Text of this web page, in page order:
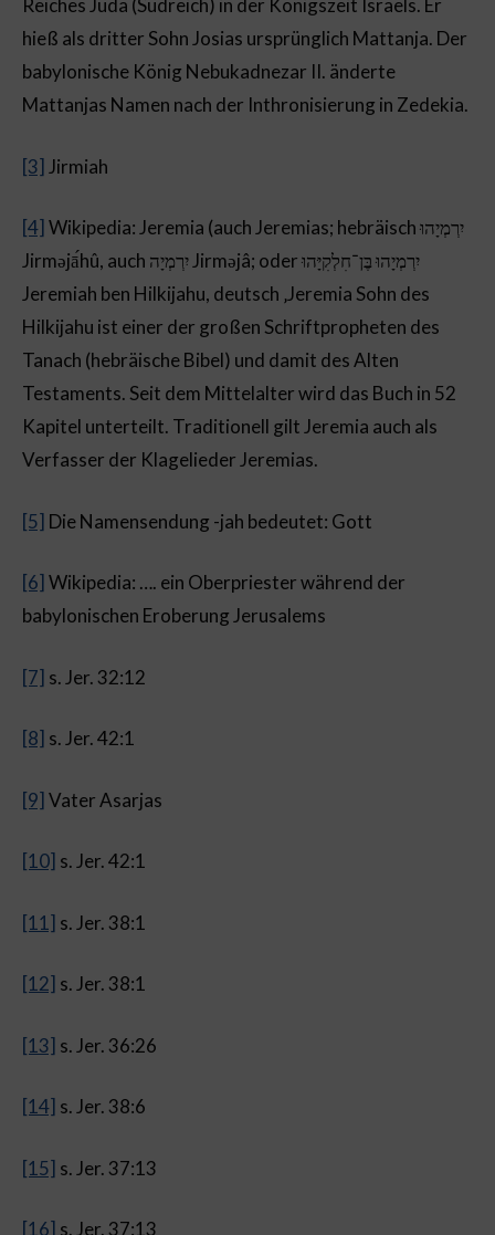
Reiches Juda (Südreich) in der Königszeit Israels. Er
hieß als dritter Sohn Josias ursprünglich Mattanja. Der
babylonische König Nebukadnezar II. änderte
Mattanjas Namen nach der Inthronisierung in Zedekia.
[3] Jirmiah
[4] Wikipedia: Jeremia (auch Jeremias; hebräisch יִרְמְיָהוּ
Jirməjā́hû, auch יִרְמְיָה Jirməjâ; oder יִרְמְיָהוּ בֶּן־חִלְקִיָּהוּ
Jeremiah ben Hilkijahu, deutsch ‚Jeremia Sohn des
Hilkijahu ist einer der großen Schriftpropheten des
Tanach (hebräische Bibel) und damit des Alten
Testaments. Seit dem Mittelalter wird das Buch in 52
Kapitel unterteilt. Traditionell gilt Jeremia auch als
Verfasser der Klagelieder Jeremias.
[5] Die Namensendung -jah bedeutet: Gott
[6] Wikipedia: …. ein Oberpriester während der
babylonischen Eroberung Jerusalems
[7] s. Jer. 32:12
[8] s. Jer. 42:1
[9]Vater Asarjas
[10] s. Jer. 42:1
[11] s. Jer. 38:1
[12] s. Jer. 38:1
[13] s. Jer. 36:26
[14] s. Jer. 38:6
[15] s. Jer. 37:13
[16] s. Jer. 37:13